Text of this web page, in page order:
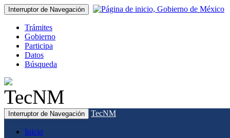
Interruptor de Navegación
Trámites
Gobierno
Participa
Datos
Búsqueda
Interruptor de Navegación TecNM
Inicio